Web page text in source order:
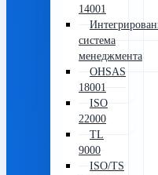
14001
система
менеджмента
OHSAS
18001
ISO
22000
TL
9000
ISO/TS